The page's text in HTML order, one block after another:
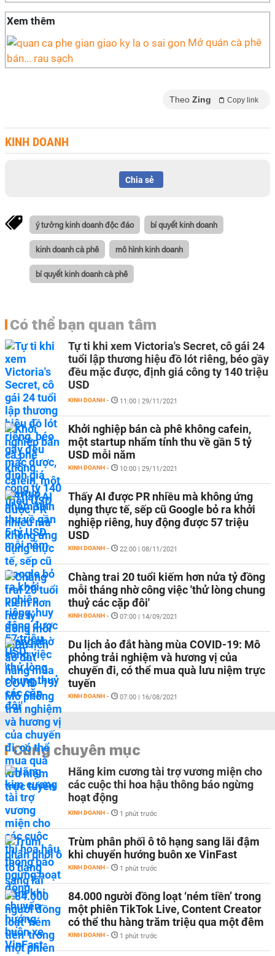
Xem thêm
Mở quán cà phê
bán... rau sạch
Theo Zing Copy link
KINH DOANH
Chia sẻ
ý tưởng kinh doanh độc đáo bí quyết kinh doanh
kinh doanh cà phê mô hình kinh doanh
bí quyết kinh doanh cà phê
Có thể bạn quan tâm
Tự ti khi xem Victoria's Secret, cô gái 24
tuổi lập thương hiệu đồ lót riêng, béo gầy
đều mặc được, định giá công ty 140 triệu
USD
KINH DOANH - 11:00 | 29/11/2021
Khởi nghiệp bán cà phê không cafein,
một startup nhẩm tính thu về gần 5 tỷ
USD mỗi năm
KINH DOANH - 10:00 | 29/11/2021
Thấy AI được PR nhiều mà không ứng
dụng thực tế, sếp cũ Google bỏ ra khởi
nghiệp riêng, huy động được 57 triệu
USD
KINH DOANH - 22:00 | 08/11/2021
Chàng trai 20 tuổi kiếm hơn nửa tỷ đồng
mỗi tháng nhờ công việc 'thử lòng chung
thuỷ các cặp đôi'
KINH DOANH - 07:00 | 14/09/2021
Du lịch ảo đắt hàng mùa COVID-19: Mô
phỏng trải nghiệm và hương vị của
chuyến đi, có thể mua quà lưu niệm trực
tuyến
KINH DOANH - 07:00 | 16/08/2021
Cùng chuyên mục
Hãng kim cương tài trợ vương miện cho
các cuộc thi hoa hậu thông báo ngừng
hoạt động
KINH DOANH - 1 phút trước
Trùm phân phối ô tô hạng sang lãi đậm
khi chuyển hướng buôn xe VinFast
KINH DOANH - 1 phút trước
84.000 người đồng loạt ‘ném tiền’ trong
một phiên TikTok Live, Content Creator
có thể thu hàng trăm triệu qua một đêm
KINH DOANH - 1 phút trước